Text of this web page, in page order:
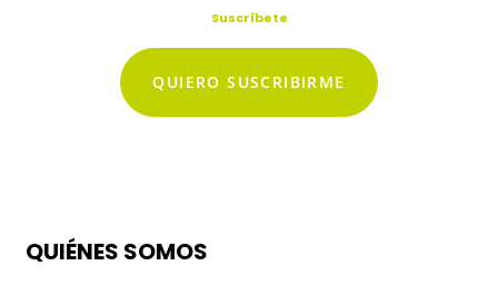
Suscríbete
QUIERO SUSCRIBIRME
QUIÉNES SOMOS